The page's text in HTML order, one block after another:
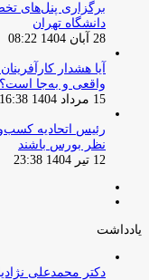
برگزاری پنل‌های
دانشگاه تهران
28 آبان 1404 08:22
آیا هشدار
واقعی و به‌جا است؟
15 مرداد 1404 16:38
‏رئیس اتحادیه
نظر بورس باشند
12 تیر 1404 23:38
یادداشت
دکتر محمدعلی